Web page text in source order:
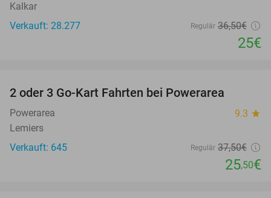
Kalkar
Verkauft: 28.277
Regulär 36,50€
25€
2 oder 3 Go-Kart Fahrten bei Powerarea
Powerarea 9.3 star
Lemiers
Verkauft: 645
Regulär 37,50€
25,50€